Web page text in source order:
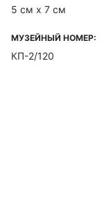
5 см х 7 см
МУЗЕЙНЫЙ НОМЕР:
КП-2/120